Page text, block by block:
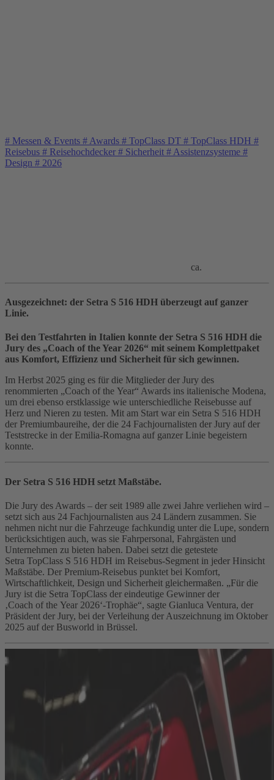
# Messen & Events # Awards # TopClass DT # TopClass HDH #
Reisebus # Reisehochdecker # Sicherheit # Assistenzsysteme #
Design # 2026
ca.
Ausgezeichnet: der Setra S 516 HDH überzeugt auf ganzer
Linie.
Bei den Testfahrten in Italien konnte der Setra S 516 HDH die
Jury des „Coach of the Year 2026“ mit seinem Komplettpaket
aus Komfort, Effizienz und Sicherheit für sich gewinnen.
Im Herbst 2025 ging es für die Mitglieder der Jury des
renommierten „Coach of the Year“ Awards ins italienische Modena,
um drei ebenso erstklassige wie unterschiedliche Reisebusse auf
Herz und Nieren zu testen. Mit am Start war ein Setra S 516 HDH
der Premiumbaureihe, der die 24 Fachjournalisten der Jury auf der
Teststrecke in der Emilia‑Romagna auf ganzer Linie begeistern
konnte.
Der Setra S 516 HDH setzt Maßstäbe.
Die Jury des Awards – der seit 1989 alle zwei Jahre verliehen wird –
setzt sich aus 24 Fachjournalisten aus 24 Ländern zusammen. Sie
nehmen nicht nur die Fahrzeuge fachkundig unter die Lupe, sondern
berücksichtigen auch, was sie Fahrpersonal, Fahrgästen und
Unternehmen zu bieten haben. Dabei setzt die getestete
Setra TopClass S 516 HDH im Reisebus-Segment in jeder Hinsicht
Maßstäbe. Der Premium-Reisebus punktet bei Komfort,
Wirtschaftlichkeit, Design und Sicherheit gleichermaßen. „Für die
Jury ist die Setra TopClass der eindeutige Gewinner der
‚Coach of the Year 2026‘‑Trophäe“, sagte Gianluca Ventura, der
Präsident der Jury, bei der Verleihung der Auszeichnung im Oktober
2025 auf der Busworld in Brüssel.